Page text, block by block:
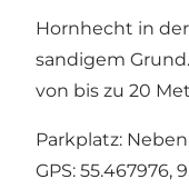
Hornhecht in
sandigem
von bis zu 20
Parkplatz:
GPS: 55.467976,